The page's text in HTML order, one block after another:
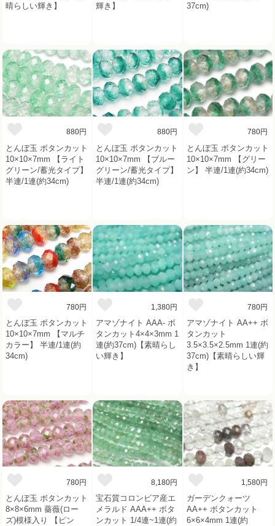
晴らしい輝き】
輝き】
37cm)
880円
とんぼ玉 ボタンカット
10×10×7mm 【ライト
グリーン/蓄光タイプ】
半連/1連(約34cm)
880円
とんぼ玉 ボタンカット
10×10×7mm 【ブルー
グリーン/蓄光タイプ】
半連/1連(約34cm)
780円
とんぼ玉 ボタンカット
10×10×7mm 【グリー
ン】 半連/1連(約34cm)
780円
とんぼ玉 ボタンカット
10×10×7mm 【マルチ
カラー】 半連/1連(約
34cm)
1,380円
アマゾナイト AAA- ボ
タンカット4×4×3mm 1
連(約37cm)【素晴らし
い輝き】
780円
アマゾナイト AA++ ボ
タンカット
3.5×3.5×2.5mm 1連(約
37cm)【素晴らしい輝
き】
780円
とんぼ玉 ボタンカット
8×8×6mm 薔薇(ロー
ズ)模様入り 【ピン
8,180円
宝石質コロンビア産エ
メラルド AAA++ ボタ
ンカット 1/4連~1連(約
1,580円
ガーデンクォーツ
AA++ ボタンカット
6×6×4mm 1連(約